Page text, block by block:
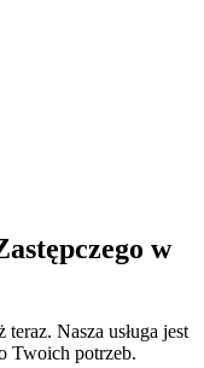
w
Nasza usługa jest
Twoich potrzeb.